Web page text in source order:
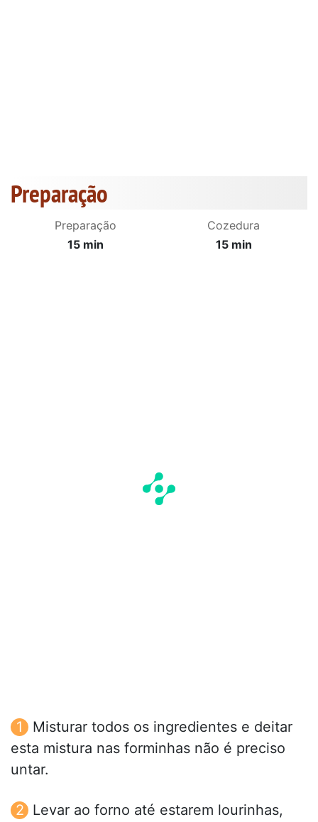
Preparação
Preparação
15 min
Cozedura
15 min
Misturar todos os ingredientes e deitar
esta mistura nas forminhas não é preciso
untar.
Levar ao forno até estarem lourinhas,